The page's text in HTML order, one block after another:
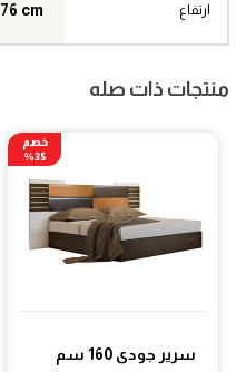
ارتفاع 76 cm
منتجات ذات صله
سرير جودى 160 سم
خصم
35%